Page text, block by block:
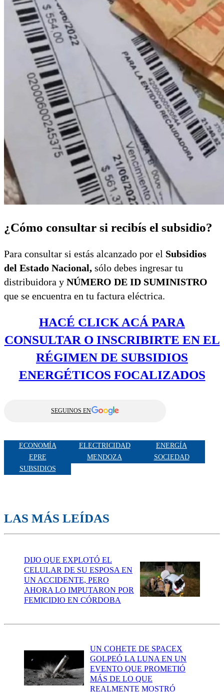
¿Cómo consultar si recibís el subsidio?
Para consultar si estás alcanzado por el Subsidios
del Estado Nacional, sólo debes ingresar tu
distribuidora y NÚMERO DE ID SUMINISTRO
que se encuentra en tu factura eléctrica.
HACÉ CLICK ACÁ PARA
CONSULTAR O INSCRIBIRTE EN EL
RÉGIMEN DE SUBSIDIOS
ENERGÉTICOS FOCALIZADOS
SEGUINOS EN
ECONOMÍA ELECTRICIDAD
ENERGÍA
EPRE
MENDOZA
SOCIEDAD
SUBSIDIOS
LAS MÁS LEÍDAS
DIJO QUE EXPLOTÓ EL
CELULAR DE SU ESPOSA EN
UN ACCIDENTE, PERO
AHORA LO IMPUTARON POR
FEMICIDIO EN CÓRDOBA
UN COHETE DE SPACEX
GOLPEÓ LA LUNA EN UN
EVENTO QUE PROMETIÓ
MÁS DE LO QUE
REALMENTE MOSTRÓ